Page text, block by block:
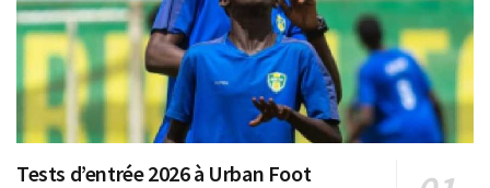
Tests d’entrée 2026 à Urban Foot